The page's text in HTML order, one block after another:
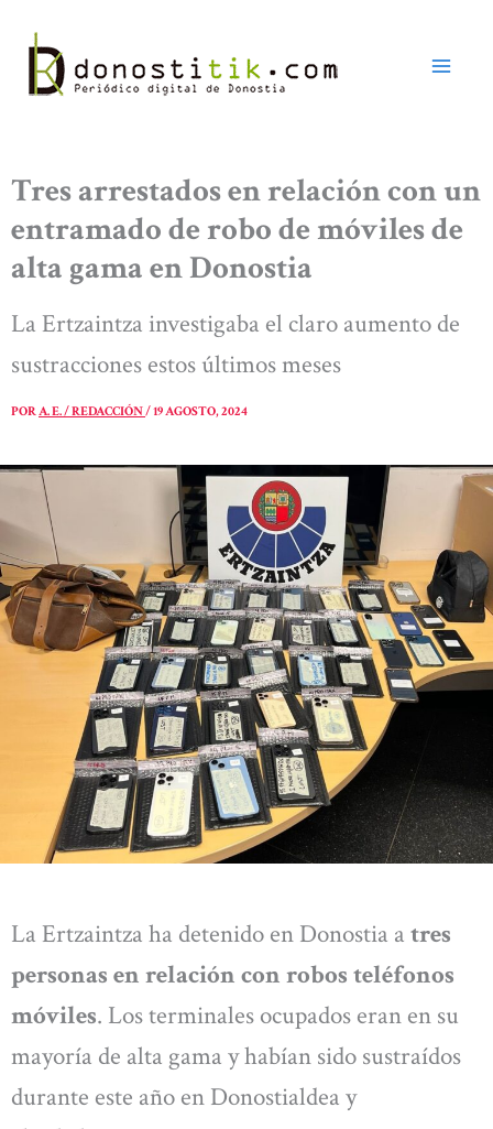
contenido
Tres arrestados en relación con un
entramado de robo de móviles de
alta gama en Donostia
La Ertzaintza investigaba el claro aumento de
sustracciones estos últimos meses
PORA. E. / REDACCIÓN/19 AGOSTO, 2024
La Ertzaintza ha detenido en Donostia a tres
personas en relación con robos teléfonos
móviles. Los terminales ocupados eran en su
mayoría de alta gama y habían sido sustraídos
durante este año en Donostialdea y